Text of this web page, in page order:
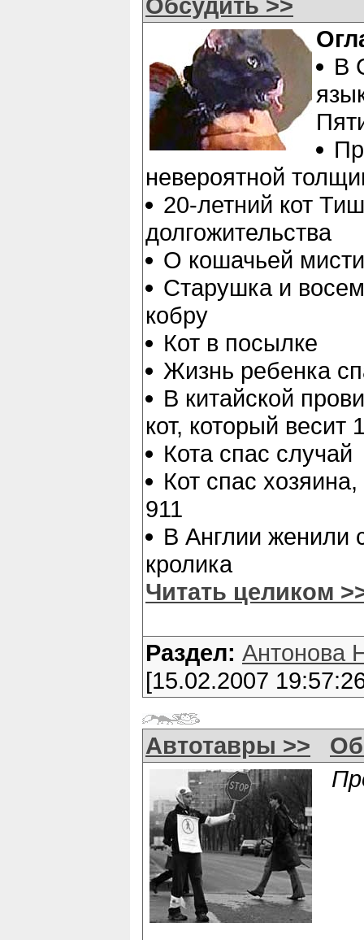
В
невероятной
20-летний кот
долгожительства
О кошачьей
Старушка и
кобру
Кот в посылке
Жизнь ребенка
В китайской
кот, который весит
Кота спас случай
Кот спас
911
В Англии женили
кролика
Читать целиком
Раздел: Антонова
[15.02.2007
Автотавры >>